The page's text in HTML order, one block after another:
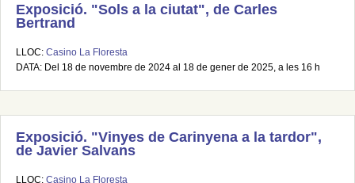
Exposició. "Sols a la ciutat", de Carles
Bertrand
LLOC: Casino La Floresta
DATA: Del 18 de novembre de 2024 al 18 de gener de 2025, a les 16 h
Exposició. "Vinyes de Carinyena a la tardor",
de Javier Salvans
LLOC: Casino La Floresta